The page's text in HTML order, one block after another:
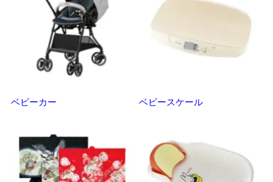
ベビーカー ベビースケール